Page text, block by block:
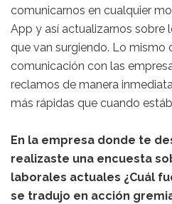
comunicarnos en cualquier
App y así actualizarnos sobre
que van surgiendo. Lo mismo
comunicación con las
reclamos de manera
más rápidas que cuando
En la empresa donde te
realizaste una encuesta
laborales actuales ¿Cuál
se tradujo en acción